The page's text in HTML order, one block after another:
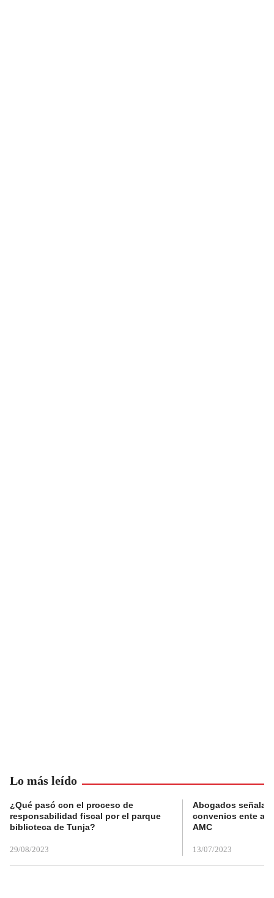
Lo más leído
¿Qué pasó con el proceso de
responsabilidad fiscal por el parque
biblioteca de Tunja?
29/08/2023
Abogados
convenios ente
AMC
13/07/2023